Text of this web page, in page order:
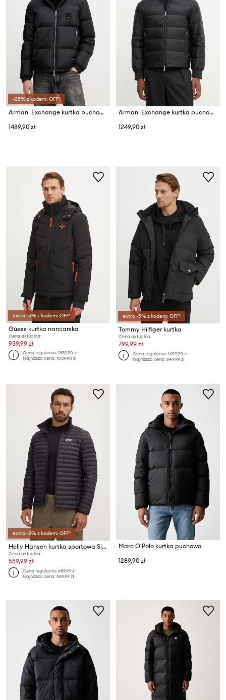
-25% z kodem: OFF*
Armani Exchange kurtka puchowa
1489,90 zł
Armani Exchange kurtka puchowa
1249,90 zł
extra -5% z kodem: OFF*
Guess kurtka narciarska
Cena aktualna:
939,99 zł
Cena regularna:1839,90 zł
Najniższa cena:1039,90 zł
extra -5% z kodem: OFF*
Tommy Hilfiger kurtka
Cena aktualna:
799,99 zł
Cena regularna:1699,90 zł
Najniższa cena:849,99 zł
extra -5% z kodem: OFF*
Helly Hansen kurtka sportowa Sirdal
Cena aktualna:
559,99 zł
Cena regularna:689,99 zł
Najniższa cena:589,99 zł
Marc O'Polo kurtka puchowa
1289,90 zł